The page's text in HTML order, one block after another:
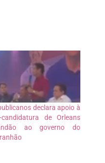
declara apoio à
candidatura de Orleans
ao governo do